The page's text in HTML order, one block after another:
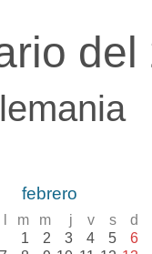
del
febrero
m m j v s d
1 2 3 4 5 6